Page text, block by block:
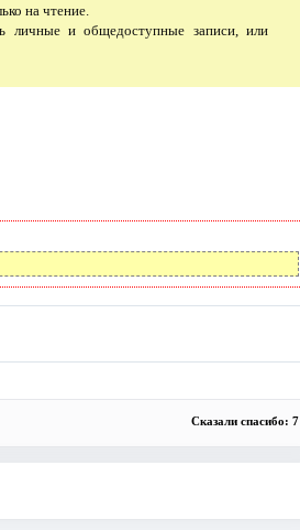
на чтение.
личные и общедоступные записи, или
Сказали спасибо: 7